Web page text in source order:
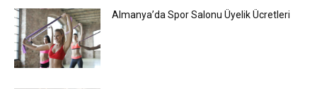
Almanya’da Spor Salonu Üyelik Ücretleri